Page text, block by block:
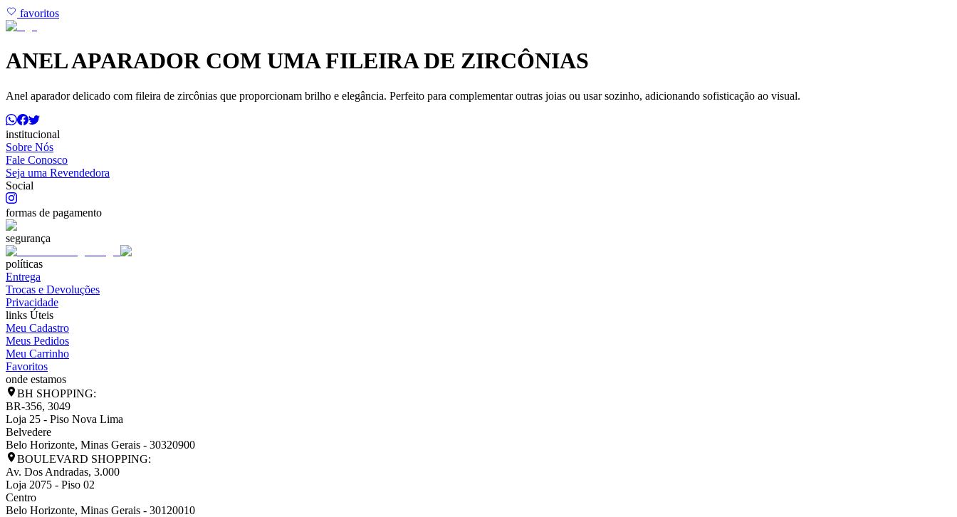
favoritos
ANEL APARADOR COM UMA FILEIRA DE ZIRCÔNIAS
Anel aparador delicado com fileira de zircônias que proporcionam brilho e elegância. Perfeito para complementar outras joias ou usar sozinho, adicionando sofisticação ao visual.
institucional
Sobre Nós
Fale Conosco
Seja uma Revendedora
Social
formas de pagamento
segurança
políticas
Entrega
Trocas e Devoluções
Privacidade
links Úteis
Meu Cadastro
Meus Pedidos
Meu Carrinho
Favoritos
onde estamos
BH SHOPPING:
BR-356, 3049
Loja 25 - Piso Nova Lima
Belvedere
Belo Horizonte, Minas Gerais - 30320900
BOULEVARD SHOPPING:
Av. Dos Andradas, 3.000
Loja 2075 - Piso 02
Centro
Belo Horizonte, Minas Gerais - 30120010